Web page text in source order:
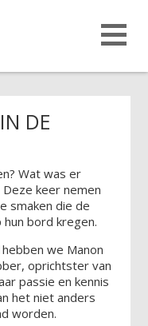
DE
Wat was er
keer nemen
smaken die de
bord kregen.
we Manon
oprichtster van
passie en kennis
het niet anders
worden.